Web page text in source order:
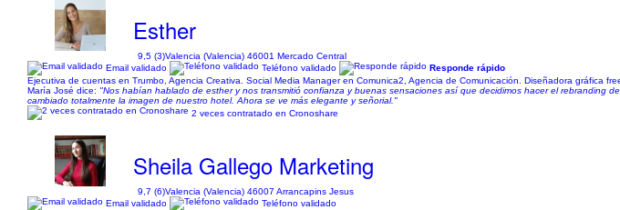
Esther
9,5 (3)Valencia (Valencia) 46001 Mercado Central
Email validado
Teléfono validado
Responde rápido
Ejecutiva de cuentas en Trumbo, Agencia Creativa. Social Media Manager en Comunica2, Agencia de Comunicación. Diseñadora gráfica
María José dice: "Nos habían hablado de esther y nos transmitió confianza y buenas sensaciones así que decidimos hacer el rebranding
cambiado totalmente la imagen de nuestro hotel. Ahora se ve más elegante y señorial."
2 veces contratado en Cronoshare
Sheila Gallego Marketing
9,7 (6)Valencia (Valencia) 46007 Arrancapins Jesus
Email validado
Teléfono validado